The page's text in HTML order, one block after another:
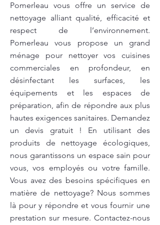
Pomerleau vous offre un service de
nettoyage alliant qualité, efficacité et
respect de l’environnement.
Pomerleau vous propose un grand
ménage pour nettoyer vos cuisines
commerciales en profondeur, en
désinfectant les surfaces, les
équipements et les espaces de
préparation, afin de répondre aux plus
hautes exigences sanitaires. Demandez
un devis gratuit ! En utilisant des
produits de nettoyage écologiques,
nous garantissons un espace sain pour
vous, vos employés ou votre famille.
Vous avez des besoins spécifiques en
matière de nettoyage? Nous sommes
là pour y répondre et vous fournir une
prestation sur mesure. Contactez-nous